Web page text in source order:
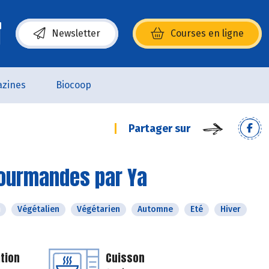
Newsletter Courses en ligne
(s’ouvre dans une nouvelle fenêtre)
Biocoop
Partager sur
par Ya
Végétalien Végétarien Automne Eté
Hiver
Cuisson